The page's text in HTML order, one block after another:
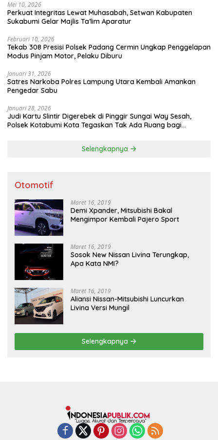
Mei 10, 2026
Perkuat Integritas Lewat Muhasabah, Setwan Kabupaten
Sukabumi Gelar Majlis Ta’lim Aparatur
Februari 10, 2026
Tekab 308 Presisi Polsek Padang Cermin Ungkap Penggelapan
Modus Pinjam Motor, Pelaku Diburu
Januari 31, 2026
Satres Narkoba Polres Lampung Utara Kembali Amankan
Pengedar Sabu
Januari 28, 2026
Judi Kartu Slintir Digerebek di Pinggir Sungai Way Sesah,
Polsek Kotabumi Kota Tegaskan Tak Ada Ruang bagi
Selengkapnya
Otomotif
Maret 16, 2019
Demi Xpander, Mitsubishi Bakal
Mengimpor Kembali Pajero Sport
Maret 16, 2019
Sosok New Nissan Livina Terungkap,
Apa Kata NMI?
Maret 16, 2019
Aliansi Nissan-Mitsubishi Luncurkan
Livina Versi Mungil
Selengkapnya